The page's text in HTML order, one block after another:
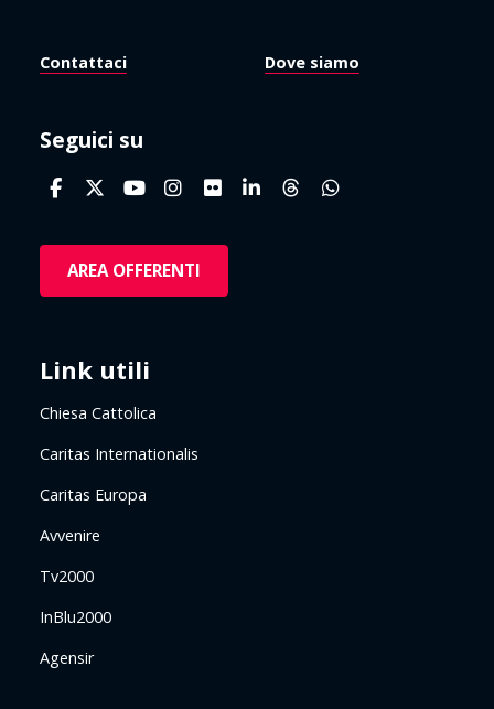
Contattaci Dove siamo
Seguici su
AREA OFFERENTI
Link utili
Chiesa Cattolica
Caritas Internationalis
Caritas Europa
Avvenire
Tv2000
InBlu2000
Agensir